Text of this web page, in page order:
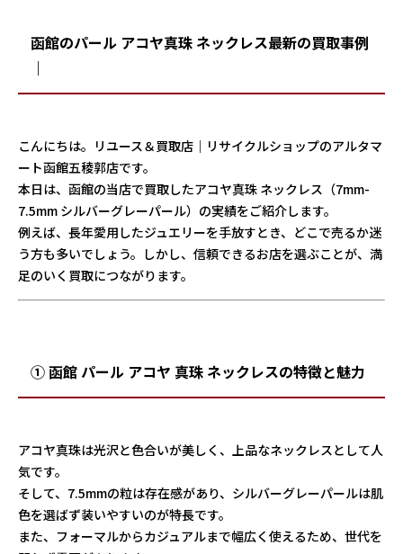
函館のパール アコヤ真珠 ネックレス最新の買取事例
｜
こんにちは。リユース＆買取店｜リサイクルショップのアルタマ
ート函館五稜郭店です。
本日は、函館の当店で買取したアコヤ真珠 ネックレス（7mm-
7.5mm シルバーグレーパール）の実績をご紹介します。
例えば、長年愛用したジュエリーを手放すとき、どこで売るか迷
う方も多いでしょう。しかし、信頼できるお店を選ぶことが、満
足のいく買取につながります。
① 函館 パール アコヤ 真珠 ネックレスの特徴と魅力
アコヤ真珠は光沢と色合いが美しく、上品なネックレスとして人
気です。
そして、7.5mmの粒は存在感があり、シルバーグレーパールは肌
色を選ばず装いやすいのが特長です。
また、フォーマルからカジュアルまで幅広く使えるため、世代を